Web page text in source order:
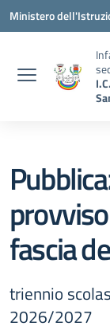
Vai ai contenuti
Vai al menu di
Vai al footer
Ministero
fascia
triennio
2026/2027